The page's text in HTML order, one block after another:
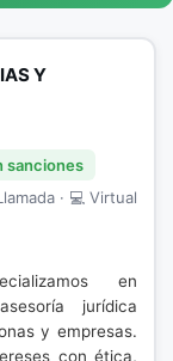
Y
sanciones
· 💻 Virtual
en
jurídica
y empresas.
con ética,